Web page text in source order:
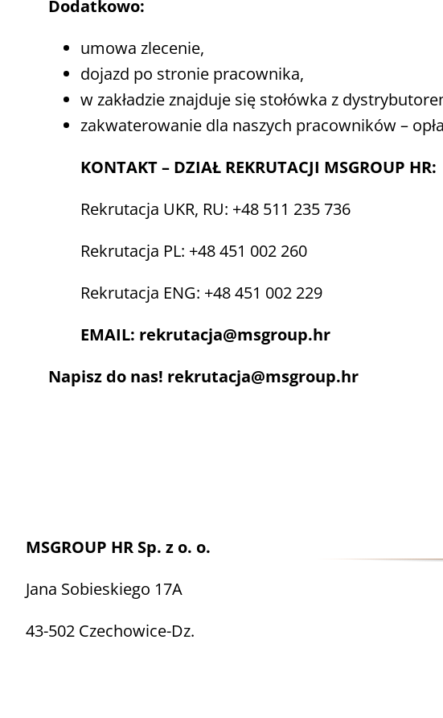
Dodatkowo:
umowa zlecenie,
dojazd po stronie pracownika,
w zakładzie znajduje się stołówka z
zakwaterowanie dla naszych pracowników –
KONTAKT – DZIAŁ REKRUTACJI MSGROUP HR:
Rekrutacja UKR, RU: +48 511 235 736
Rekrutacja PL: +48 451 002 260
Rekrutacja ENG: +48 451 002 229
EMAIL: rekrutacja@msgroup.hr
Napisz do nas! rekrutacja@msgroup.hr
MSGROUP HR Sp. z o. o.
Jana Sobieskiego 17A
43-502 Czechowice-Dz.